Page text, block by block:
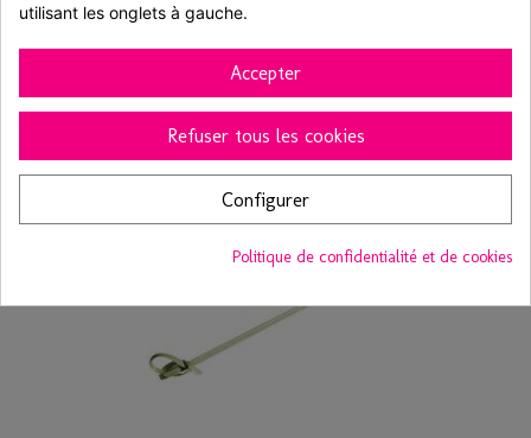
4,36 € TTC
Ajouter au panier Voir
utilisant les onglets à gauche.
Accepter
Refuser tous les cookies
Configurer
Politique de confidentialité et de cookies